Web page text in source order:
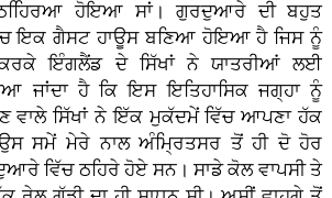
ਹੋਇਆ ਸਾਂ। ਗੁਰਦੁਆਰੇ ਦੀ ਬਹੁਤ
ਇਕ ਗੈਸਟ ਹਾਊਸ ਬਣਿਆ ਹੋਇਆ ਹੈ ਜਿਸ ਨੂੰ
ਕਰਕੇ ਇੰਗਲੈਂਡ ਦੇ ਸਿੱਖਾਂ ਨੇ ਯਾਤਰੀਆਂ ਲਈ
ਜਾਂਦਾ ਹੈ ਕਿ ਇਸ ਇਤਿਹਾਸਿਕ ਜਗ੍ਹਾ ਨੂੰ
ਵਾਲੇ ਸਿੱਖਾਂ ਨੇ ਇੱਕ ਮੁਕੱਦਮੇਂ ਵਿੱਚ ਆਪਣਾ ਹੱਕ
ਸਮੇਂ ਮੇਰੇ ਨਾਲ ਅੰਮ੍ਰਿਤਸਰ ਤੋਂ ਹੀ ਦੋ ਹੋਰ
ਵਿੱਚ ਠਹਿਰੇ ਹੋਏ ਸਨ। ਸਾਡੇ ਕੋਲ ਵਾਪਸੀ ਤੇ